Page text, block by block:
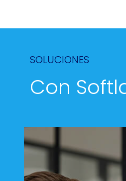
SOLUCIONES
Con